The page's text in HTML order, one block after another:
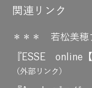
関連リンク
＊＊＊ 若松美
『ESSE online
（外部リンク）